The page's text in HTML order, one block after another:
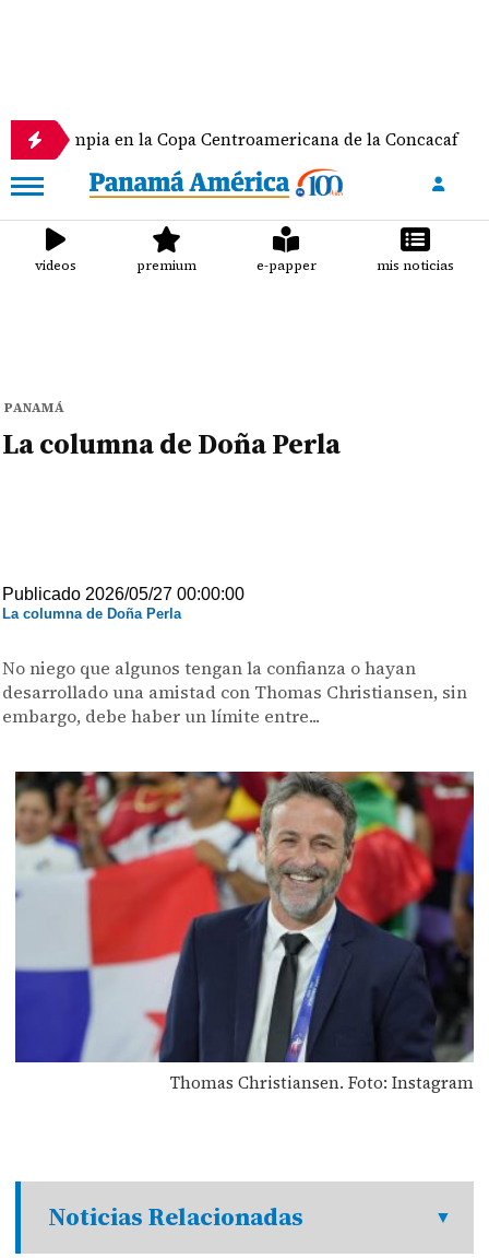
Olimpia en la Copa Centroamericana de la Concacaf
videos premium e-papper mis noticias
PANAMÁ
La columna de Doña Perla
Publicado 2026/05/27 00:00:00
La columna de Doña Perla
No niego que algunos tengan la confianza o hayan
desarrollado una amistad con Thomas Christiansen, sin
embargo, debe haber un límite entre...
Thomas Christiansen. Foto: Instagram
Noticias Relacionadas